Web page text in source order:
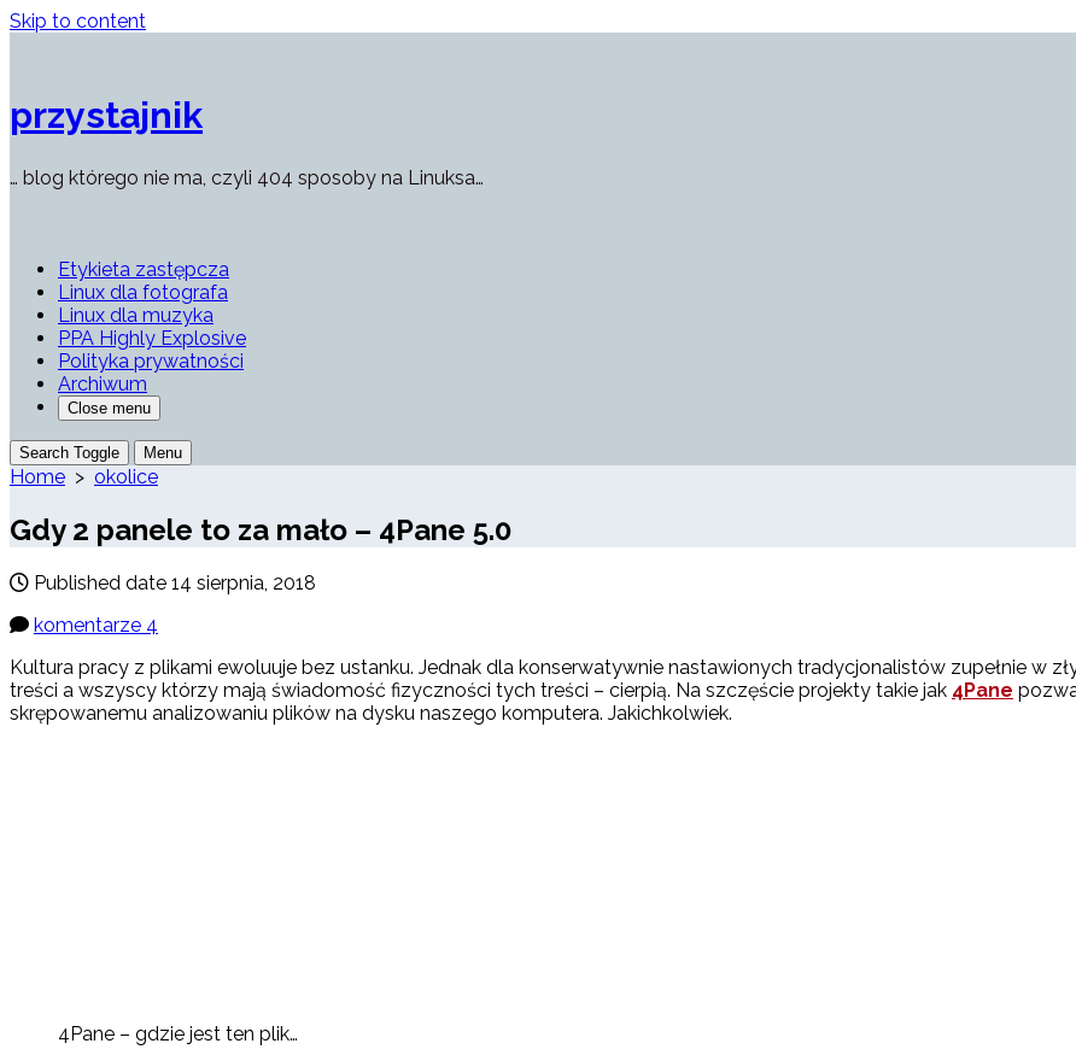
Skip to content
przystajnik
… blog którego nie ma, czyli 404 sposoby na Linuksa…
Etykieta zastępcza
Linux dla fotografa
Linux dla muzyka
PPA Highly Explosive
Polityka prywatności
Archiwum
Close menu
Search Toggle Menu
Home > okolice
Gdy 2 panele to za mało – 4Pane 5.0
Published date 14 sierpnia, 2018
komentarze 4
Kultura pracy z plikami ewoluuje bez ustanku. Jednak dla konserwatywnie nastawionych tradycjonalistów zupełnie w
treści a wszyscy którzy mają świadomość fizyczności tych treści – cierpią. Na szczęście projekty takie jak 4Pane
skrępowanemu analizowaniu plików na dysku naszego komputera. Jakichkolwiek.
4Pane – gdzie jest ten plik…